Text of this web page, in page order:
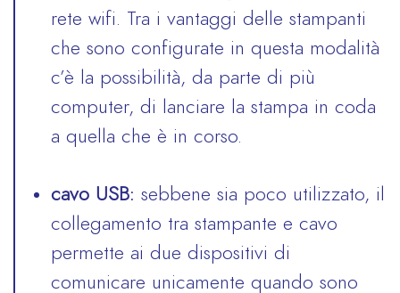
rete wifi. Tra i vantaggi delle stampanti
che sono configurate in questa modalità
c’è la possibilità, da parte di più
computer, di lanciare la stampa in coda
a quella che è in corso.
cavo USB: sebbene sia poco utilizzato, il
collegamento tra stampante e cavo
permette ai due dispositivi di
comunicare unicamente quando sono